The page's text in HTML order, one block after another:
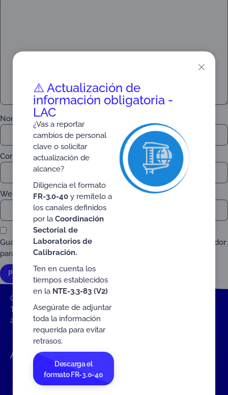
Nombre
Correo electrónico*
Web
Guarda mi nombre, correo electrónico y web en este navegador
para la próxima vez que comente.
ONAC
Tercera ceremonia de entrega de diplomas de acreditación
2023
Accesos rápidos
Eventos
⚠️ Actualización de
información obligatoria -
LAC
¿Vas a reportar
cambios de personal
clave o solicitar
actualización de
alcance?
Diligencia el formato
FR-3.0-40y remítelo a
los canales definidos
por la Coordinación
Sectorial de
Laboratorios de
Calibración.
Ten en cuenta los
tiempos establecidos
en la NTE-3.3-83 (V2)
Asegúrate de adjuntar
toda la información
requerida para evitar
retrasos.
Descarga el
formato FR-3.0-40